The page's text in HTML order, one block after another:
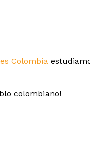
Colombia
colombiano!